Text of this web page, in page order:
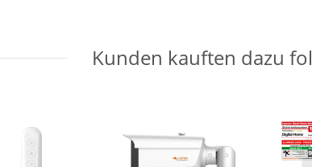
Kunden kauften dazu